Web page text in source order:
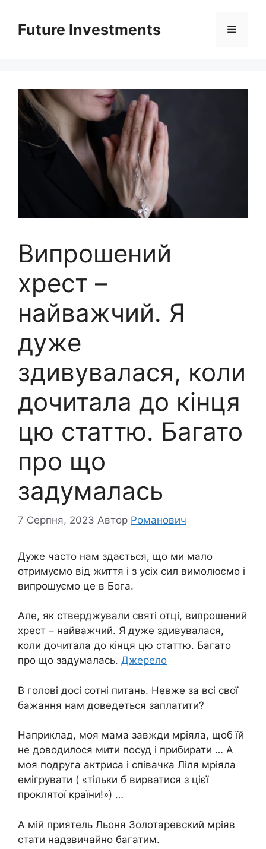
вмістуFuture Investments Меню
Випрошений
хрест –
найважчий. Я
дуже
здивувалася, коли
дочитала до кінця
цю статтю. Багато
про що
задумалась
7 Серпня, 2023 Автор Романович
Дуже часто нам здається, що ми мало
отримуємо від життя і з усіх сил вимолюємо і
випрошуємо це в Бога.
Але, як стверджували святі отці, випрошений
хpест – найважчий. Я дуже здивувалася,
коли дочитала до кінця цю статтю. Багато
про що задумалась. Джерело
В голові досі сотні питань. Невже за всі свої
бажання нам доведеться заплатити?
Наприклад, моя мама завжди мріяла, щоб їй
не доводилося мити посуд і прибирати … А
моя подруга актриса і співачка Ліля мріяла
емігрувати ( «тільки б вирватися з цієї
пpoклятої країни!») …
А мій приятель Льоня Золотаревский мріяв
стати надзвичайно багатим.